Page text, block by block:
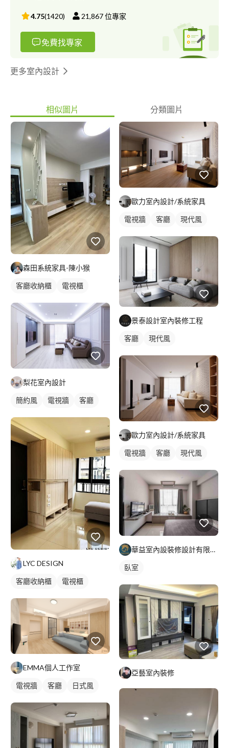
4.75(1420) 21,867位專家
免費找專家
更多室內設計
相似圖片 分類圖片
森田系統家具-陳小猴
客廳收納櫃 電視櫃
梨花室內設計
簡約風 電視牆 客廳
LYC DESIGN
客廳收納櫃 電視櫃
EMMA個人工作室
電視牆 客廳 日式風
歐力室內設計/系統家具
電視牆 客廳 現代風
景泰設計室內裝修工程
客廳 現代風
歐力室內設計/系統家具
電視牆 客廳 現代風
華益室內設裝修設計有限公司
臥室
亞藝室內裝修